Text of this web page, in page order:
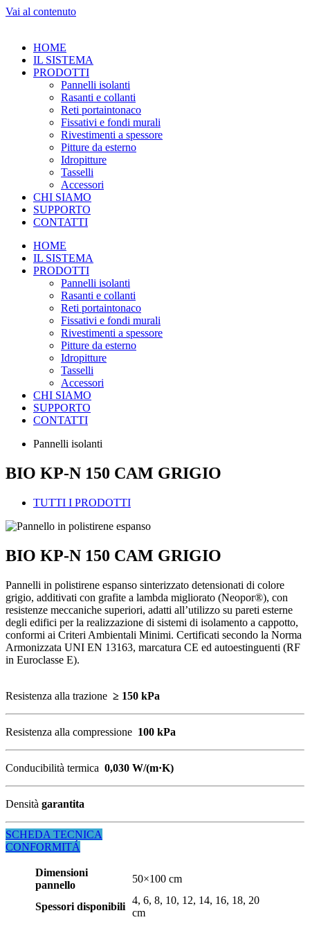
Vai al contenuto
HOME
IL SISTEMA
PRODOTTI
Pannelli isolanti
Rasanti e collanti
Reti portaintonaco
Fissativi e fondi murali
Rivestimenti a spessore
Pitture da esterno
Idropitture
Tasselli
Accessori
CHI SIAMO
SUPPORTO
CONTATTI
HOME
IL SISTEMA
PRODOTTI
Pannelli isolanti
Rasanti e collanti
Reti portaintonaco
Fissativi e fondi murali
Rivestimenti a spessore
Pitture da esterno
Idropitture
Tasselli
Accessori
CHI SIAMO
SUPPORTO
CONTATTI
Pannelli isolanti
BIO KP-N 150 CAM GRIGIO
TUTTI I PRODOTTI
BIO KP-N 150 CAM GRIGIO
Pannelli in polistirene espanso sinterizzato detensionati di colore
grigio, additivati con grafite a lambda migliorato (Neopor®), con
resistenze meccaniche superiori, adatti all’utilizzo su pareti esterne
degli edifici per la realizzazione di sistemi di isolamento a cappotto,
conformi ai Criteri Ambientali Minimi. Certificati secondo la Norma
Armonizzata UNI EN 13163, marcatura CE ed autoestinguenti (RF
in Euroclasse E).
Resistenza alla trazione ≥ 150 kPa
Resistenza alla compressione 100 kPa
Conducibilità termica 0,030 W/(m·K)
Densità garantita
SCHEDA TECNICA
CONFORMITÁ
Dimensioni
pannello
50×100 cm
Spessori disponibili
4, 6, 8, 10, 12, 14, 16, 18, 20
cm